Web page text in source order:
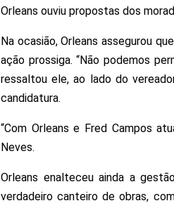
Orleans ouviu propostas dos
Na ocasião, Orleans assegurou
ação prossiga. “Não podemos
ressaltou ele, ao lado do
candidatura.
“Com Orleans e Fred Campos
Neves.
Orleans enalteceu ainda a
verdadeiro canteiro de obras,